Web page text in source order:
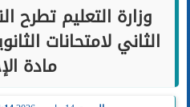
وزارة التعليم تطرح
مادة